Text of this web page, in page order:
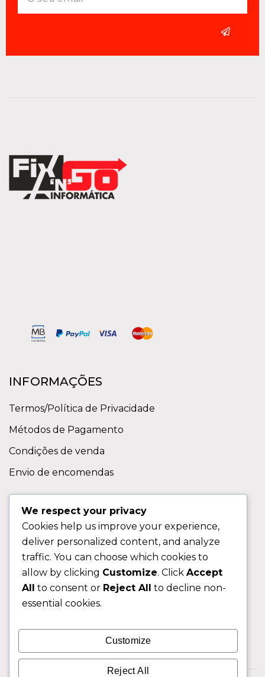
INFORMAÇÕES
Termos/Política de Privacidade
Métodos de Pagamento
Condições de venda
Envio de encomendas
Contactos
Sobre nos
FAQ (Perguntas Frequentes)
CLIENTE
Área do Cliente
Livro de Reclamações
We respect your privacy
Cookies help us improve your experience,
deliver personalized content, and analyze
traffic. You can choose which cookies to
allow by clicking Customize. Click Accept
All to consent or Reject All to decline non-
essential cookies.
Customize
Reject All